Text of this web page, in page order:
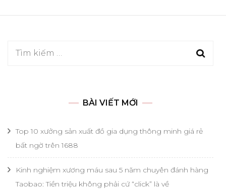
Tìm
BÀI VIẾT MỚI
Top 10 xưởng sản xuất đồ gia dụng thông minh giá rẻ
bất ngờ trên 1688
Kinh nghiệm xương máu sau 5 năm chuyên đánh hàng
Taobao: Tiền triệu không phải cứ “click” là về